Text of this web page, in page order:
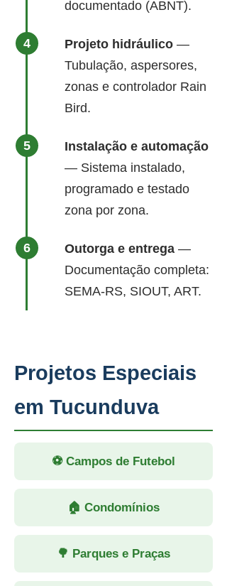
documentado (ABNT).
Projeto hidráulico —
Tubulação, aspersores,
zonas e controlador Rain
Bird.
Instalação e automação
— Sistema instalado,
programado e testado
zona por zona.
Outorga e entrega —
Documentação completa:
SEMA-RS, SIOUT, ART.
Projetos Especiais
em Tucunduva
⚽ Campos de Futebol
🏠 Condomínios
🌳 Parques e Praças